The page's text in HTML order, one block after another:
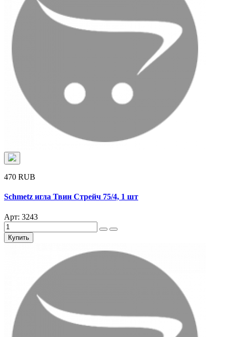
470 RUB
Schmetz игла Твин Стрейч 75/4, 1 шт
Арт: 3243
Купить